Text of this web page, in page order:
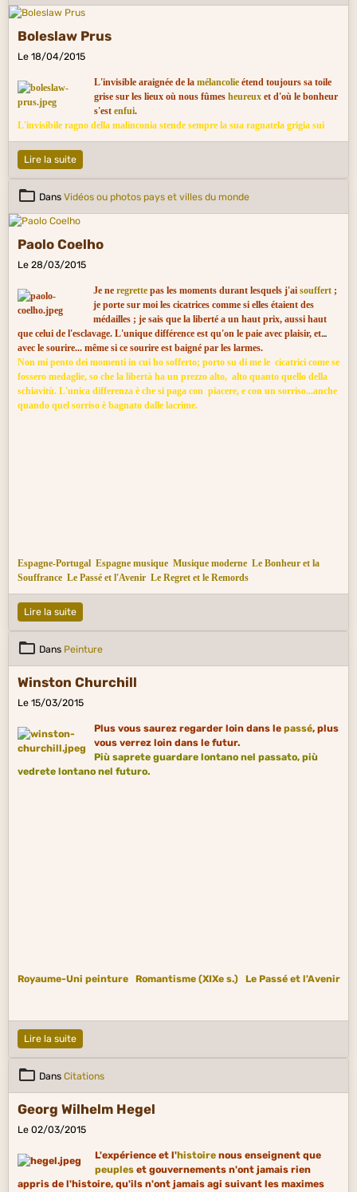
Boleslaw Prus
Le 18/04/2015
L'invisible araignée de la mélancolieétend toujours sa toile
grise sur les lieux où nous fûmes heureuxet d'où le bonheur
s'est enfui.
L'invisibile ragno della malinconia stende sempre la sua ragnatela grigia sui
luoghi dove fummo felici e da dov'è fuggita la felicità.
Europe Centrale et Orientale citations Italie peinture Renaissance (XIVe s. au
début XVIIe)
Italie musique Musique de film
Le Bonheur et la Souffrance
Le Passé et l'Avenir
Le Regret et le Remords
Lire la suite
Dans Vidéos ou photos pays et villes du monde
Paolo Coelho
Le 28/03/2015
Je ne regrettepas les moments durant lesquels j'ai souffert;
je porte sur moi les cicatrices comme si elles étaient des
médailles ; je sais que la liberté a un haut prix, aussi haut
que celui de l'esclavage. L'unique différence est qu'on le paie avec plaisir, et
avec le sourire... même si ce sourire est baigné par les larmes.
Non mi pento dei momenti in cui ho sofferto; porto su di me le cicatrici come se
fossero medaglie, so che la libertà ha un prezzo alto, alto quanto quello della
schiavitù. L'unica differenza è che si paga con piacere, e con un sorriso...anche
quando quel sorriso è bagnato dalle lacrime.
Espagne-Portugal Espagne musique Musique moderne Le Bonheur et la
Souffrance Le Passé et l'Avenir Le Regret et le Remords
Lire la suite
Dans Peinture
Winston Churchill
Le 15/03/2015
Plus vous saurez regarder loin dans le passé, plus
vous verrez loin dans le futur.
Più saprete guardare lontano nel passato, più
vedrete lontano nel futuro.
Royaume-Uni peinture Romantisme (XIXe s.) Le Passé et l'Avenir
Lire la suite
Dans Citations
Georg Wilhelm Hegel
Le 02/03/2015
L'expérience et l'histoirenous enseignent que
peuples et gouvernements n'ont jamais rien
appris de l'histoire, qu'ils n'ont jamais agi suivant les maximes